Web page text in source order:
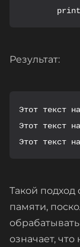
Результат:
Этот текст
Этот текст
Этот текст
Такой подход
памяти,
означает,